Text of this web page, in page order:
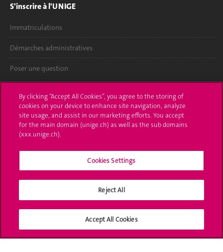
S'inscrire à l'UNIGE
Immatriculations
Démarches administratives
Poser une question
UNIGE Mobile
Médias
Offres d'emploi
Bibliothèque
Médias sociaux UNIGE
By clicking “Accept All Cookies”, you agree to the storing of
cookies on your device to enhance site navigation, analyze
site usage, and assist in our marketing efforts. You accept
for the main domain (unige.ch) as well as the sub domains
(xxx.unige.ch).
Cookies Settings
Reject All
Accept All Cookies